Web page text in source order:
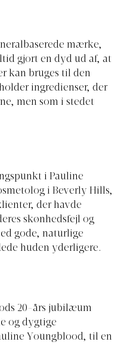
mærke,
gjort en dyd ud af, at
kan bruges til den
ingredienser, der
men som i stedet
i Pauline
i Beverly Hills,
der havde
skønhedsfejl og
gode, naturlige
huden yderligere.
20-års jubilæum
og dygtige
Youngblood, til en